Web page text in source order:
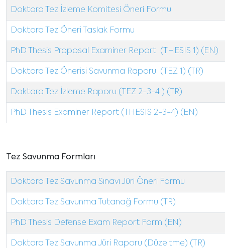
Doktora Tez İzleme Komitesi Öneri Formu
Doktora Tez Öneri Taslak Formu
PhD Thesis Proposal Examiner Report (THESIS 1) (EN)
Doktora Tez Önerisi Savunma Raporu (TEZ 1) (TR)
Doktora Tez İzleme Raporu (TEZ 2-3-4 ) (TR)
PhD Thesis Examiner Report (THESIS 2-3-4) (EN)
Tez Savunma Formları
Doktora Tez Savunma Sınavı Jüri Öneri Formu
Doktora Tez Savunma Tutanağ Formu (TR)
PhD Thesis Defense Exam Report Form (EN)
Doktora Tez Savunma Jüri Raporu (Düzeltme) (TR)